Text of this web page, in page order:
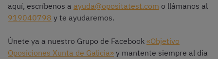
aquí, escríbenos a ayuda@opositatest.com o llámanos al
919040798 y te ayudaremos.
Únete ya a nuestro Grupo de Facebook «Objetivo
Oposiciones Xunta de Galicia» y mantente siempre al día